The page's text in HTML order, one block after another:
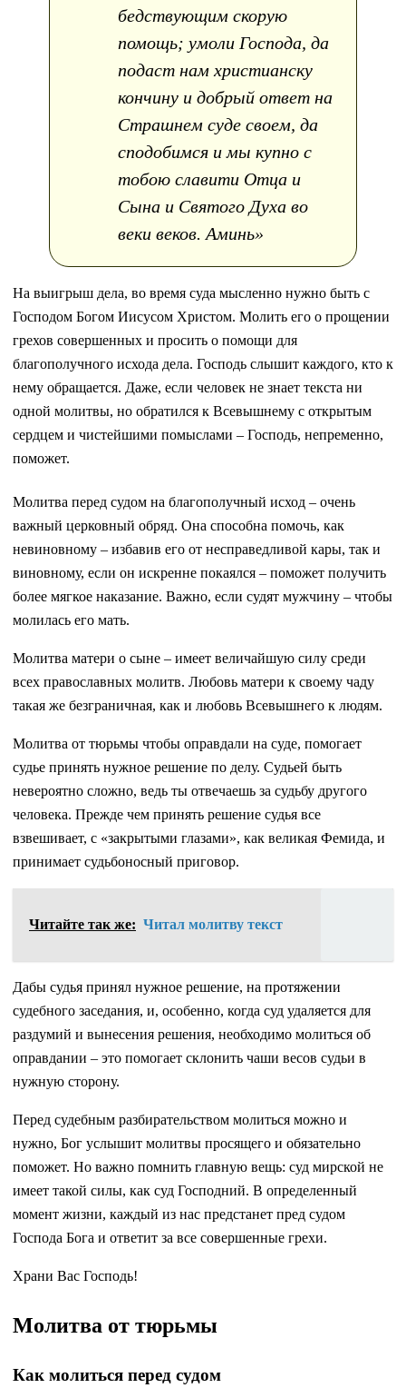
бедствующим скорую
помощь; умоли Господа, да
подаст нам христианску
кончину и добрый ответ на
Страшнем суде своем, да
сподобимся и мы купно с
тобою славити Отца и
Сына и Святого Духа во
веки веков. Аминь»
На выигрыш дела, во время суда мысленно нужно быть с
Господом Богом Иисусом Христом. Молить его о прощении
грехов совершенных и просить о помощи для
благополучного исхода дела. Господь слышит каждого, кто к
нему обращается. Даже, если человек не знает текста ни
одной молитвы, но обратился к Всевышнему с открытым
сердцем и чистейшими помыслами – Господь, непременно,
поможет.
Молитва перед судом на благополучный исход – очень
важный церковный обряд. Она способна помочь, как
невиновному – избавив его от несправедливой кары, так и
виновному, если он искренне покаялся – поможет получить
более мягкое наказание. Важно, если судят мужчину – чтобы
молилась его мать.
Молитва матери о сыне – имеет величайшую силу среди
всех православных молитв. Любовь матери к своему чаду
такая же безграничная, как и любовь Всевышнего к людям.
Молитва от тюрьмы чтобы оправдали на суде, помогает
судье принять нужное решение по делу. Судьей быть
невероятно сложно, ведь ты отвечаешь за судьбу другого
человека. Прежде чем принять решение судья все
взвешивает, с «закрытыми глазами», как великая Фемида, и
принимает судьбоносный приговор.
Читайте так же: Читал молитву текст
Дабы судья принял нужное решение, на протяжении
судебного заседания, и, особенно, когда суд удаляется для
раздумий и вынесения решения, необходимо молиться об
оправдании – это помогает склонить чаши весов судьи в
нужную сторону.
Перед судебным разбирательством молиться можно и
нужно, Бог услышит молитвы просящего и обязательно
поможет. Но важно помнить главную вещь: суд мирской не
имеет такой силы, как суд Господний. В определенный
момент жизни, каждый из нас предстанет пред судом
Господа Бога и ответит за все совершенные грехи.
Храни Вас Господь!
Молитва от тюрьмы
Как молиться перед судом